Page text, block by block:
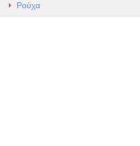
Ρούχα